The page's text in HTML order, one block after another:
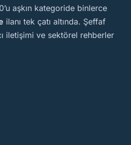
aşkın kategoride binlerce
ilanı tek çatı altında. Şeffaf
iletişimi ve sektörel rehberler